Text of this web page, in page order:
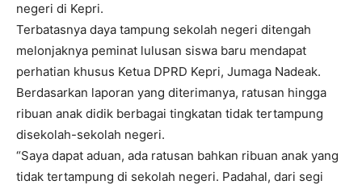
negeri di Kepri.
Terbatasnya daya tampung sekolah negeri ditengah
melonjaknya peminat lulusan siswa baru mendapat
perhatian khusus Ketua DPRD Kepri, Jumaga Nadeak.
Berdasarkan laporan yang diterimanya, ratusan hingga
ribuan anak didik berbagai tingkatan tidak tertampung
disekolah-sekolah negeri.
“Saya dapat aduan, ada ratusan bahkan ribuan anak yang
tidak tertampung di sekolah negeri. Padahal, dari segi